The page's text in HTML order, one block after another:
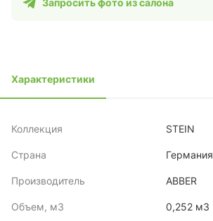
Запросить фото из салона
Характеристики
Коллекция STEIN
Страна Германия
Производитель ABBER
Объем, м3 0,252 м3